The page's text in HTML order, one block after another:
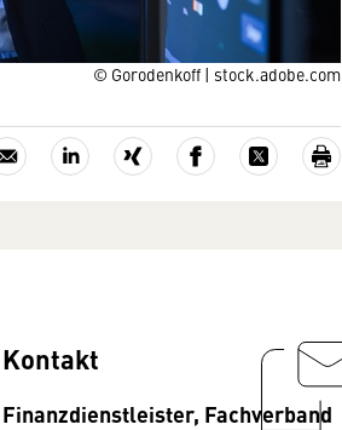
© Gorodenkoff | stock.adobe.com
Kontakt
Finanzdienstleister, Fachverband